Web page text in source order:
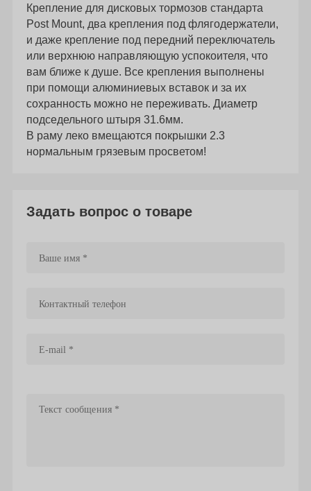
Крепление для дисковых тормозов стандарта
Post Mount, два крепления под флягодержатели,
и даже крепление под передний переключатель
или верхнюю направляющую успокоителя, что
вам ближе к душе. Все крепления выполнены
при помощи алюминиевых вставок и за их
сохранность можно не переживать. Диаметр
подседельного штыря 31.6мм.
В раму леко вмещаются покрышки 2.3
нормальным грязевым просветом!
Задать вопрос о товаре